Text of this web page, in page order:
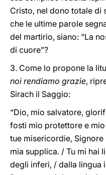
Cristo, nel dono totale di
che le ultime parole
del martirio, siano: “La
di cuore”?
3. Come lo propone la
noi rendiamo grazie,
Sirach il Saggio:
“Dio, mio salvatore,
fosti mio protettore e
tue misericordie, Signore
mia supplica. / Tu mi hai
degli inferi, / dalla lingua